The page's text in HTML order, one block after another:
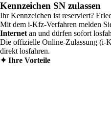
Kennzeichen SN zulassen
Ihr Kennzeichen ist reserviert?
Mit dem i-Kfz-Verfahren melden
Internet an und dürfen sofort
Die offizielle Online-Zulassung (i-
direkt losfahren.
✦ Ihre Vorteile